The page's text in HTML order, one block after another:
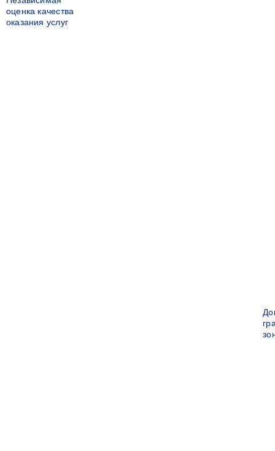
оценка качества
оказания услуг